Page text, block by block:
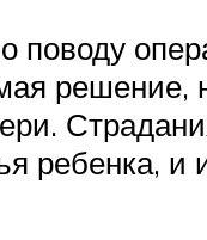
поводу
решение,
ребенка,